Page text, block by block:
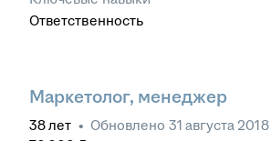
Ответственность
Маркетолог, менеджер
38лет • Обновлено 31 августа 2018